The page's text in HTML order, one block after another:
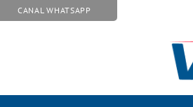
CANAL WHATSAPP